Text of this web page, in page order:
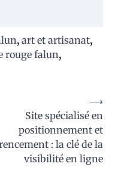
, art et artisanat,
rouge falun,
Site spécialisé en
positionnement et
: la clé de la
visibilité en ligne
⟶